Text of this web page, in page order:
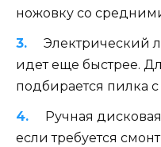
ножовку со
Электрический
идет еще быстрее.
подбирается пилка
Ручная
если требуется